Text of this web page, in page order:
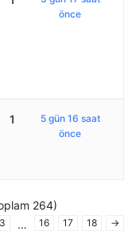
önce
1
5 gün 16 saat
önce
264)
3 … 16 17 18 →